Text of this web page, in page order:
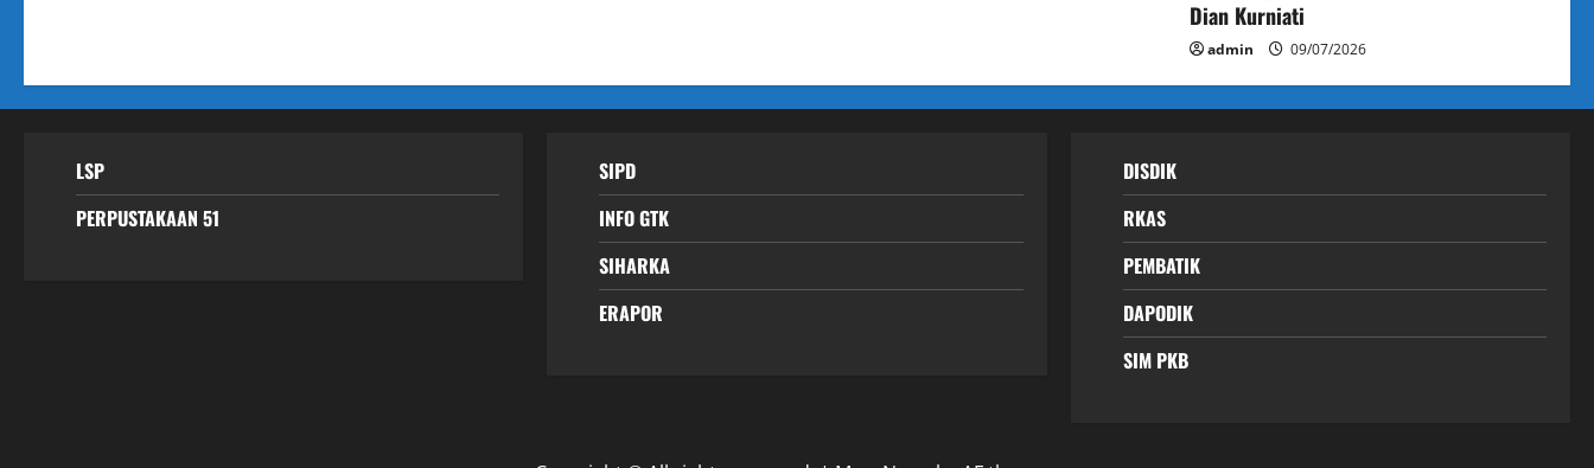
Dian Kurniati
admin 09/07/2026
LSP
PERPUSTAKAAN 51
SIPD
INFO GTK
SIHARKA
ERAPOR
DISDIK
RKAS
PEMBATIK
DAPODIK
SIM PKB